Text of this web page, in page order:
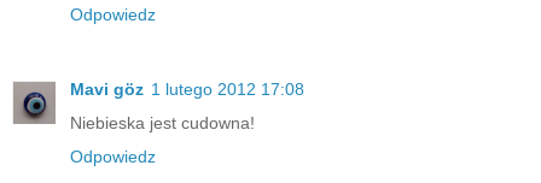
Odpowiedz
Mavi göz 1 lutego 2012 17:08
Niebieska jest cudowna!
Odpowiedz